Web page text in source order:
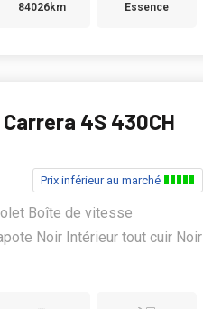
84026km Essence
Carrera 4S 430CH
Prix inférieur au marché
Boîte de vitesse
Noir Intérieur tout cuir Noir